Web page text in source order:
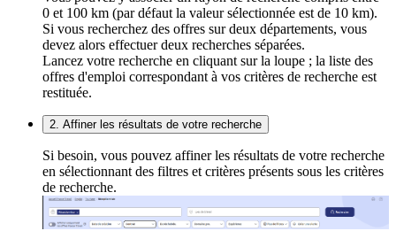
0 et 100 km (par défaut la valeur sélectionnée est de 10 km).
Si vous recherchez des offres sur deux départements, vous
devez alors effectuer deux recherches séparées.
Lancez votre recherche en cliquant sur la loupe ; la liste des
offres d'emploi correspondant à vos critères de recherche est
restituée.
2. Affiner les résultats de votre recherche
Si besoin, vous pouvez affiner les résultats de votre recherche
en sélectionnant des filtres et critères présents sous les critères
de recherche.